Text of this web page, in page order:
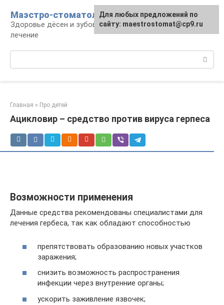
контенту
Маэстро-стоматолог
Здоровье дёсен и зубов, диагностика и
лечение
Главная » Про детей
Ацикловир – средство против вируса герпеса
Возможности применения
Данные средства рекомендованы специалистами для
лечения гербеса, так как обладают способностью
препятствовать образованию новых участков
заражения;
снизить возможность распространения
инфекции через внутренние органы;
ускорить заживление язвочек;
Для любых предложений по
сайту: maestrostomat@cp9.ru